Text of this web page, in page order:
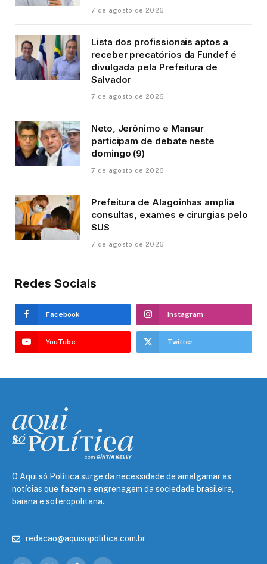
7 de agosto de 2026
Lista dos profissionais aptos a
receber precatórios da Fundef é
divulgada pela Prefeitura de
Salvador
7 de agosto de 2026
Neto, Jerônimo e Mansur
participam de debate neste
domingo (9)
7 de agosto de 2026
Prefeitura de Alagoinhas amplia
consultas, exames e cirurgias pelo
SUS
7 de agosto de 2026
Redes Sociais
Facebook Instagram
YouTube Twitter
O Aqui só Política surge da necessidade de amalgamar as
notícias que fazem a engrenagem da sociedade brasileira,
baiana e soteropolitana.
redacao@aquisopolitica.com.br